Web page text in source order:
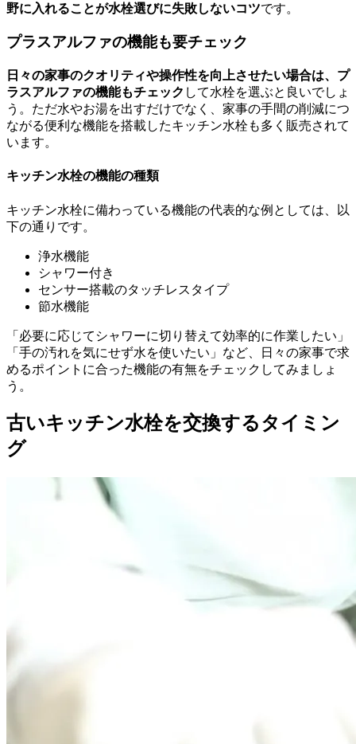
野に入れることが水栓選びに失敗しないコツです。
プラスアルファの機能も要チェック
日々の家事のクオリティや操作性を向上させたい場合は、プ
ラスアルファの機能もチェック して水栓を選ぶと良いでしょ
う。ただ水やお湯を出すだけでなく、家事の手間の削減につ
ながる便利な機能を搭載したキッチン水栓も多く販売されて
います。
キッチン水栓の機能の種類
キッチン水栓に備わっている機能の代表的な例としては、以
下の通りです。
浄水機能
シャワー付き
センサー搭載のタッチレスタイプ
節水機能
「必要に応じてシャワーに切り替えて効率的に作業したい」
「手の汚れを気にせず水を使いたい」など、日々の家事で求
めるポイントに合った機能の有無をチェックしてみましょ
う。
古いキッチン水栓を交換するタイミン
グ